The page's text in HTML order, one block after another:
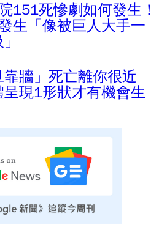
151死慘劇如何發生！
生「像被巨人大手一
靠牆」死亡離你很近
現1形狀才有機會生